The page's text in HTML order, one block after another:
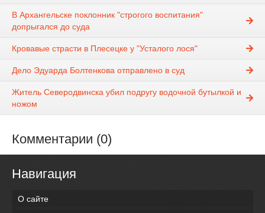
В Архангельске поклонник "строгого воспитания"
допрыгался до суда
Кровавые страсти в Плесецке у "Усталого лося"
Дело Эдуарда Болтенкова отправлено в суд
Житель Северодвинска убил подругу водочной бутылкой и
ножом
Комментарии (0)
Навигация
О сайте